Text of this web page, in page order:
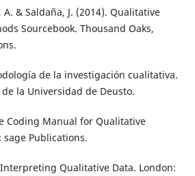
& Saldaña, J. (2014). Qualitative
Sourcebook. Thousand Oaks,
de la investigación cualitativa.
la Universidad de Deusto.
Coding Manual for Qualitative
sage Publications.
Qualitative Data. London: